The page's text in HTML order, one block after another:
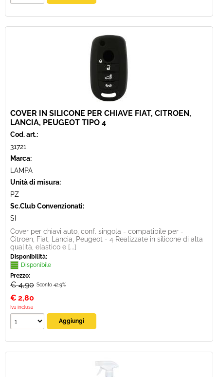
COVER IN SILICONE PER CHIAVE FIAT, CITROEN,
LANCIA, PEUGEOT TIPO 4
Cod. art.:
31721
Marca:
LAMPA
Unità di misura:
PZ
Sc.Club Convenzionati:
SI
Cover per chiavi auto, conf. singola - compatibile per -
Citroen, Fiat, Lancia, Peugeot - 4 Realizzate in silicone di alta
qualità, elastico e [...]
Disponibilità:
Disponibile
Prezzo:
€ 4,90 Sconto 42.9%
€ 2,80
Iva inclusa